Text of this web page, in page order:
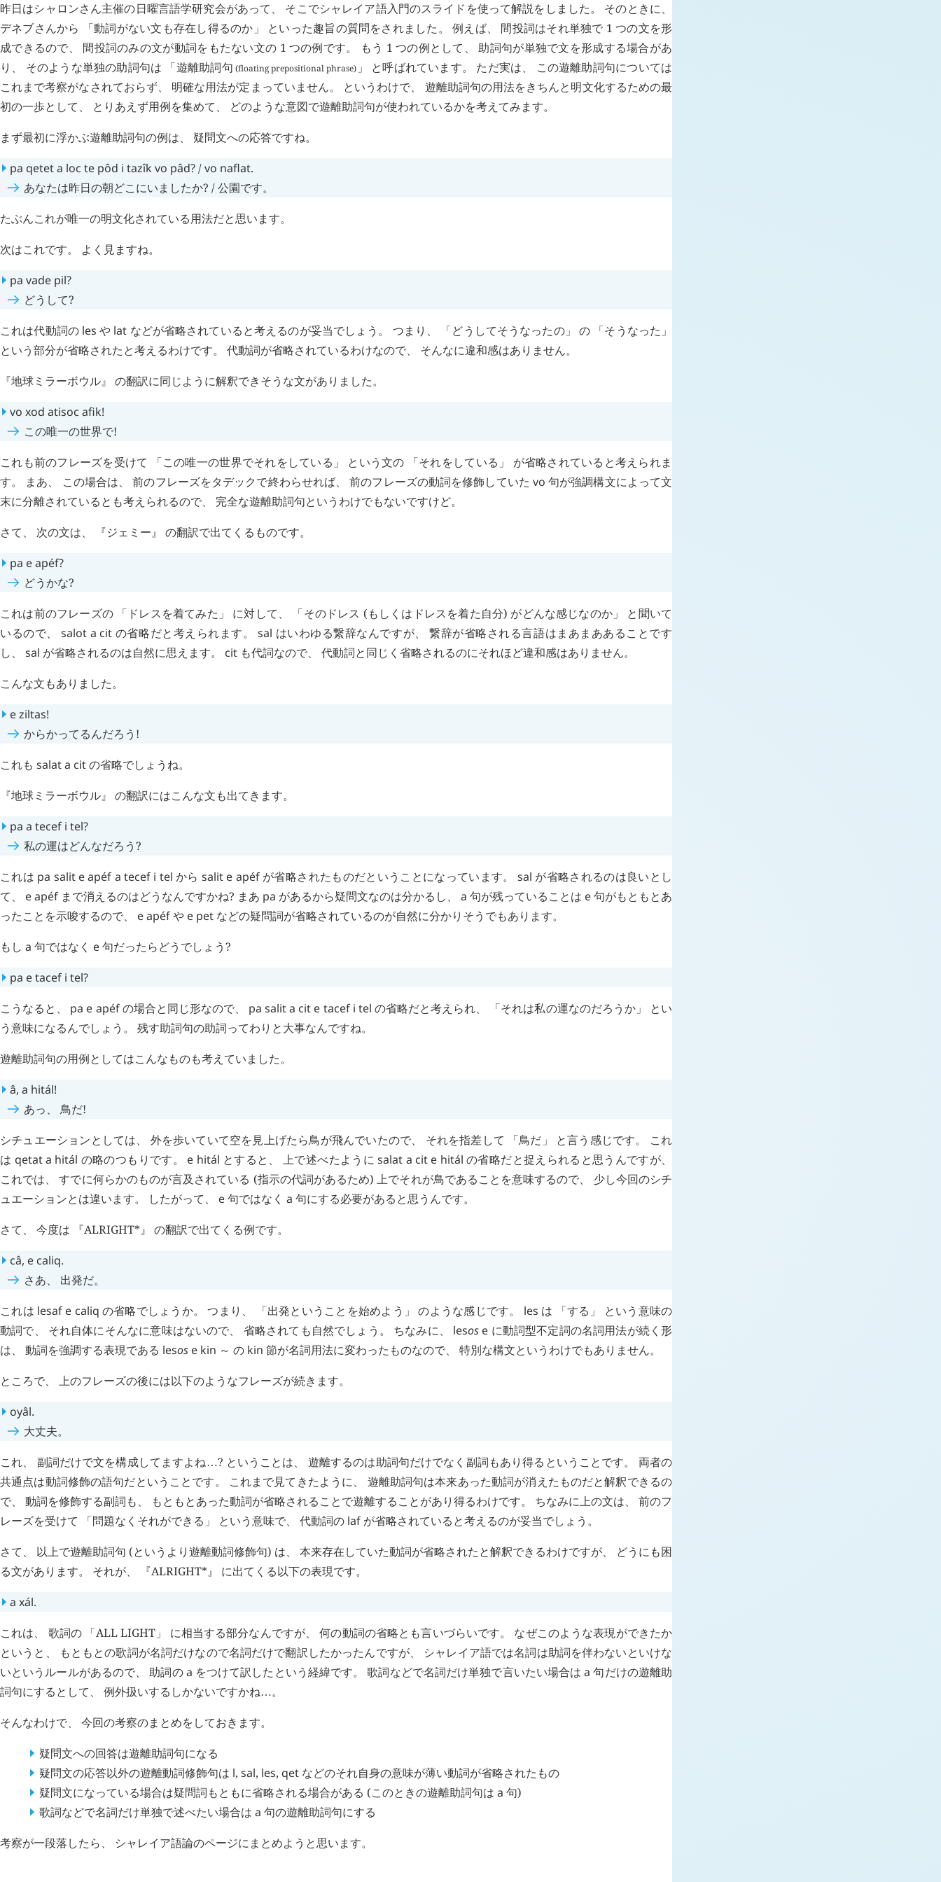
昨日はシャロンさん主催の日曜言語学研究会があって、 そこでシャレイア語入門のスライドを使って解説をしました。 そのときに、
デネブさんから 「動詞がない文も存在し得るのか」 といった趣旨の質問をされました。 例えば、 間投詞はそれ単独で 1 つの文を形
成できるので、 間投詞のみの文が動詞をもたない文の 1 つの例です。 もう 1 つの例として、 助詞句が単独で文を形成する場合があ
り、 そのような単独の助詞句は 「遊離助詞句 (floating prepositional phrase) 」 と呼ばれています。 ただ実は、 この遊離助詞句については
これまで考察がなされておらず、 明確な用法が定まっていません。 というわけで、 遊離助詞句の用法をきちんと明文化するための最
初の一歩として、 とりあえず用例を集めて、 どのような意図で遊離助詞句が使われているかを考えてみます。
まず最初に浮かぶ遊離助詞句の例は、 疑問文への応答ですね。
pa qeteta loc te pôd i tazîk vo pâd?/vo naflat.
あなたは昨日の朝どこにいましたか? / 公園です。
たぶんこれが唯一の明文化されている用法だと思います。
次はこれです。 よく見ますね。
pa vade pil?
どうして?
これは代動詞の les や lat などが省略されていると考えるのが妥当でしょう。 つまり、 「どうしてそうなったの」 の 「そうなった」
という部分が省略されたと考えるわけです。 代動詞が省略されているわけなので、 そんなに違和感はありません。
『地球ミラーボウル』 の翻訳に同じように解釈できそうな文がありました。
vo xod atisoc afik!
この唯一の世界で!
これも前のフレーズを受けて 「この唯一の世界でそれをしている」 という文の 「それをしている」 が省略されていると考えられま
す。 まあ、 この場合は、 前のフレーズをタデックで終わらせれば、 前のフレーズの動詞を修飾していた vo 句が強調構文によって文
末に分離されているとも考えられるので、 完全な遊離助詞句というわけでもないですけど。
さて、 次の文は、 『ジェミー』 の翻訳で出てくるものです。
pa eapéf?
どうかな?
これは前のフレーズの 「ドレスを着てみた」 に対して、 「そのドレス (もしくはドレスを着た自分) がどんな感じなのか」 と聞いて
いるので、salot a cit の省略だと考えられます。 sal はいわゆる繋辞なんですが、 繋辞が省略される言語はまあまああることです
し、 sal が省略されるのは自然に思えます。 cit も代詞なので、 代動詞と同じく省略されるのにそれほど違和感はありません。
こんな文もありました。
eziltas!
からかってるんだろう!
これも salata citの省略でしょうね。
『地球ミラーボウル』 の翻訳にはこんな文も出てきます。
pa a tecef i tel?
私の運はどんなだろう?
これは pa salit eapéf a tecef i tel からsalit e apéfが省略されたものだということになっています。 sal が省略されるのは良いとし
て、 eapéf まで消えるのはどうなんですかね? まあ pa があるから疑問文なのは分かるし、 a 句が残っていることは e句がもともとあ
ったことを示唆するので、 eapéfや e pet などの疑問詞が省略されているのが自然に分かりそうでもあります。
もし a 句ではなく e句だったらどうでしょう?
pa etacef i tel?
こうなると、 pa e apéfの場合と同じ形なので、 pa salita cit e tacef i tel の省略だと考えられ、 「それは私の運なのだろうか」 とい
う意味になるんでしょう。 残す助詞句の助詞ってわりと大事なんですね。
遊離助詞句の用例としてはこんなものも考えていました。
â, a hitál!
あっ、 鳥だ!
シチュエーションとしては、 外を歩いていて空を見上げたら鳥が飛んでいたので、 それを指差して 「鳥だ」 と言う感じです。 これ
は qetata hitál の略のつもりです。 e hitál とすると、 上で述べたようにsalat a cit e hitál の省略だと捉えられると思うんですが、
これでは、 すでに何らかのものが言及されている (指示の代詞があるため) 上でそれが鳥であることを意味するので、 少し今回のシチ
ュエーションとは違います。 したがって、 e句ではなく a 句にする必要があると思うんです。
さて、 今度は 『ALRIGHT*』 の翻訳で出てくる例です。
câ, e caliq.
さあ、 出発だ。
これは lesaf e caliq の省略でしょうか。 つまり、 「出発ということを始めよう」 のような感じです。 les は 「する」 という意味の
動詞で、 それ自体にそんなに意味はないので、 省略されても自然でしょう。 ちなみに、 lesos e に動詞型不定詞の名詞用法が続く形
は、 動詞を強調する表現である lesos e kin ～ の kin 節が名詞用法に変わったものなので、 特別な構文というわけでもありません。
ところで、 上のフレーズの後には以下のようなフレーズが続きます。
oyâl.
大丈夫。
これ、 副詞だけで文を構成してますよね…? ということは、 遊離するのは助詞句だけでなく副詞もあり得るということです。 両者の
共通点は動詞修飾の語句だということです。 これまで見てきたように、 遊離助詞句は本来あった動詞が消えたものだと解釈できるの
で、 動詞を修飾する副詞も、 もともとあった動詞が省略されることで遊離することがあり得るわけです。 ちなみに上の文は、 前のフ
レーズを受けて 「問題なくそれができる」 という意味で、 代動詞の laf が省略されていると考えるのが妥当でしょう。
さて、 以上で遊離助詞句 (というより遊離動詞修飾句) は、 本来存在していた動詞が省略されたと解釈できるわけですが、 どうにも困
る文があります。 それが、 『ALRIGHT*』 に出てくる以下の表現です。
a xál.
これは、 歌詞の 「ALL LIGHT」 に相当する部分なんですが、 何の動詞の省略とも言いづらいです。 なぜこのような表現ができたか
というと、 もともとの歌詞が名詞だけなので名詞だけで翻訳したかったんですが、 シャレイア語では名詞は助詞を伴わないといけな
いというルールがあるので、 助詞のa をつけて訳したという経緯です。 歌詞などで名詞だけ単独で言いたい場合はa 句だけの遊離助
詞句にするとして、 例外扱いするしかないですかね…。
そんなわけで、 今回の考察のまとめをしておきます。
疑問文への回答は遊離助詞句になる
疑問文の応答以外の遊離動詞修飾句は l, sal, les, qet などのそれ自身の意味が薄い動詞が省略されたもの
疑問文になっている場合は疑問詞もともに省略される場合がある (このときの遊離助詞句は a 句)
歌詞などで名詞だけ単独で述べたい場合は a 句の遊離助詞句にする
考察が一段落したら、 シャレイア語論のページにまとめようと思います。